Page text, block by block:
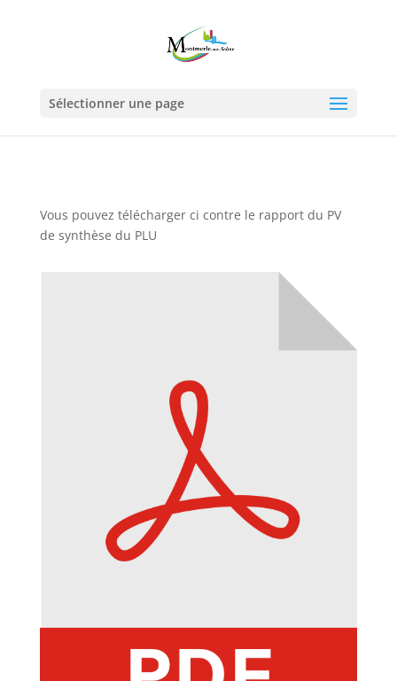
Sélectionner une page
Vous pouvez télécharger ci contre le rapport du PV
de synthèse du PLU